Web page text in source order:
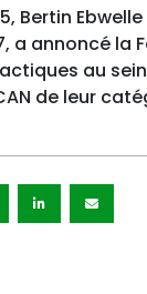
Bertin
a annoncé la
au sein
de leur